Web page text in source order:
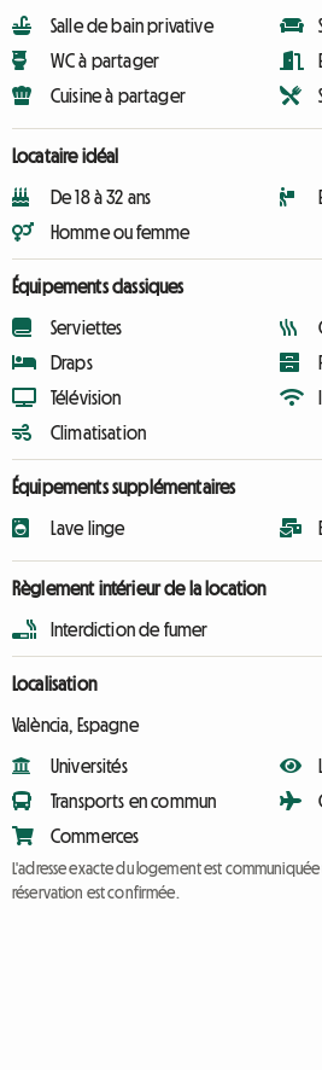
Salle de bain privative
WC à partager
Cuisine à partager
Locataire idéal
De 18 à 32 ans
Homme ou femme
Équipements classiques
Serviettes
Draps
Télévision
Climatisation
Équipements supplémentaires
Lave linge
Règlement intérieur de la location
Interdiction de fumer
Localisation
València, Espagne
Universités
Transports en commun
Commerces
L'adresse exacte du logement est
réservation est confirmée.